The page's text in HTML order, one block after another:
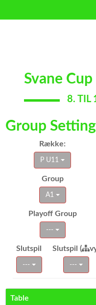
Svane
8. TIL
Group
Række:
P U11
Group
A1
Playoff Group
---
Slutspil Slutspil (
--- ---
Table